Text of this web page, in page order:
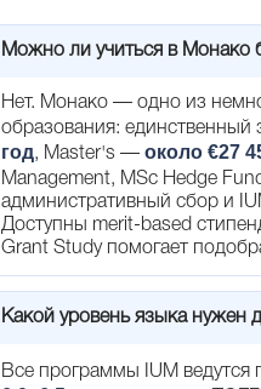
Можно ли учиться в Монако
Нет. Монако — одно из
образования:
год, Master's — около €27
Management, MSc Hedge
административный сбор и
Доступны merit-based
Grant Study помогает
Какой уровень языка нужен
Все программы IUM ведутся